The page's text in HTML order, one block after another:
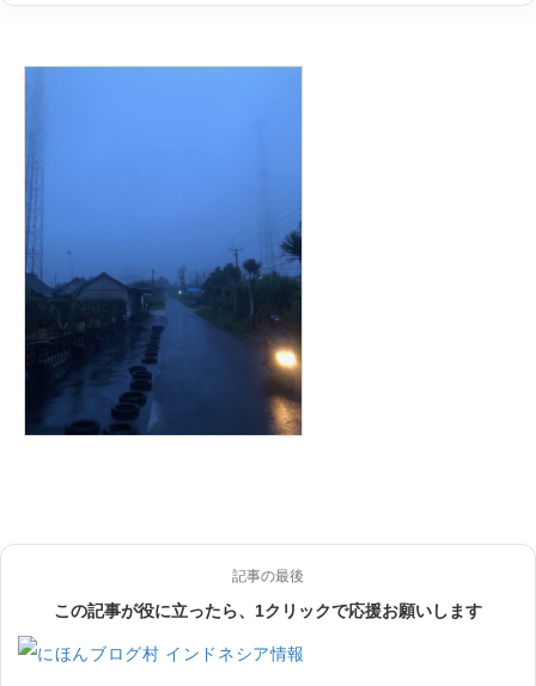
記事の最後
この記事が役に立ったら、1クリックで応援お願いします